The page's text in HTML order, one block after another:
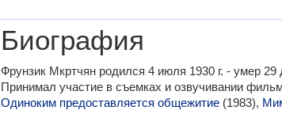
Биография
Фрунзик Мкртчян родился 4 июля 1930 г. - умер 29
Принимал участие в съемках и озвучивании
Одиноким предоставляется общежитие(1983),